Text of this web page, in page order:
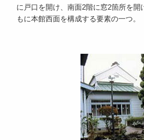
に戸口を開け、南面2階に窓2箇所を開
もに本館西面を構成する要素の一つ。